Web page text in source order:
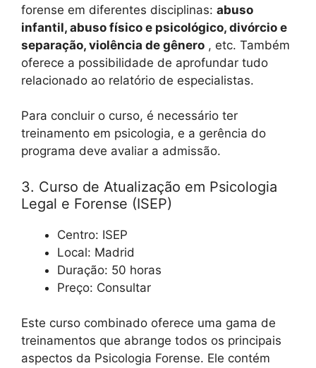
forense em diferentes disciplinas: abuso
infantil, abuso físico e psicológico, divórcio e
separação, violência de gênero , etc. Também
oferece a possibilidade de aprofundar tudo
relacionado ao relatório de especialistas.
Para concluir o curso, é necessário ter
treinamento em psicologia, e a gerência do
programa deve avaliar a admissão.
3. Curso de Atualização em Psicologia
Legal e Forense (ISEP)
Centro: ISEP
Local: Madrid
Duração: 50 horas
Preço: Consultar
Este curso combinado oferece uma gama de
treinamentos que abrange todos os principais
aspectos da Psicologia Forense. Ele contém